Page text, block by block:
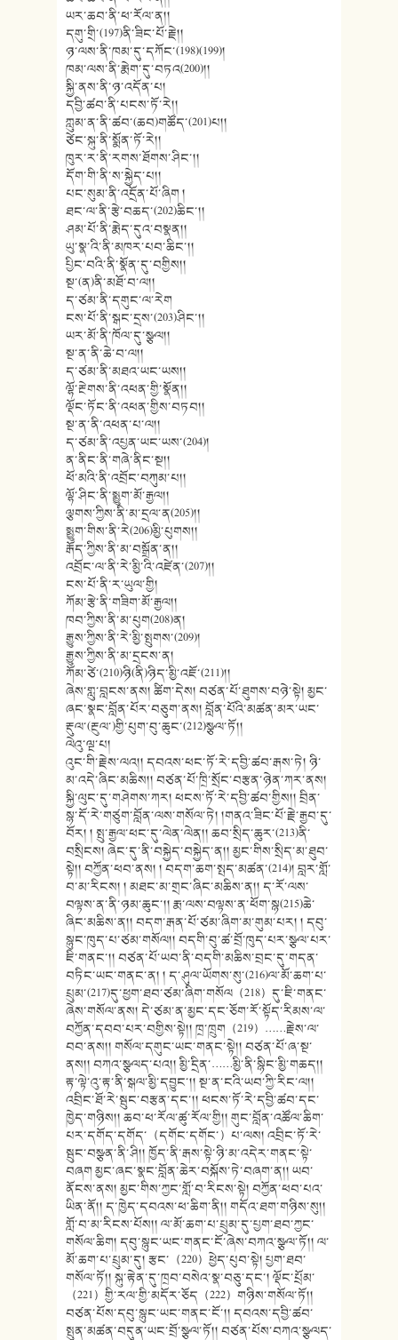
ཡར་ཆབ་ནི་ཕ་རོལ་ན།།
དགུ་གྲི་(197)ནི་ཟིང་པོ་རྗེ།།
ཉ་ལས་ནི་ཁམ་དུ་དཀོང་(198)(199)།
ཁམ་ལས་ནི་རྨེག་དུ་བཏའ(200)།།
སྐྱི་ནས་ནི་ཉ་འདོན་པ།
དབྱི་ཚབ་ནི་པངས་ཏོ་རེ།།
ཀླུམ་ན་ནི་ཚབ་(ཆབ)གཚོད་(201)པ།།
ཙེང་སྐུ་ནི་སྨོན་ཏོ་རེ།།
ཁུར་ར་ནི་རགས་ཐོགས་ཤིང་།།
དོག་གི་ནི་ས་སྐྱེད་པ།།
པང་སུམ་ནི་འདྲོན་པོ་ཞིག །
ཐང་ལ་ནི་རྩེ་བཆད་(202)ཆིང་།།
ཤམ་པོ་ནི་རྨེད་དུའ་བསྣན།།
ཡུ་སྣ་འི་ནི་མཁར་པབ་ཆིང་།།
པྱིང་བའི་ནི་སྣོན་དུ་བགྱིས།།
སྔ་(ན)ནི་མཐོ་བ་ལ།།
ད་ཙམ་ནི་དགུང་ལ་རེག
ངས་པོ་ནི་སྒང་དྲས་(203)ཤིང་།།
ཡར་མོ་ནི་ཁོལ་དུ་སྩལ།།
སྔ་ན་ནི་ཆེ་བ་ལ།།
ད་ཙམ་ནི་མཐའ་ཡང་ཡས།།
ལྷོ་རྔེགས་ནི་འཕན་གྱི་སྣོན།།
ལྡོང་ཏོང་ནི་འཕན་གྱིས་བཏབ།།
སྔ་ན་ནི་འཕན་པ་ལ།།
ད་ཙམ་ནི་འཔྱན་ཡང་ཡས་(204)།
ན་ནིང་ནི་གཞེ་ནིང་སྔ།།
ཕོ་མའི་ནི་འབྲོང་བཀུམ་པ།།
ལྷོ་ཤིང་ནི་སྨྱུག་མོ་རྒྱལ།།
ལྕགས་ཀྱིས་ནི་མ་དྲལ་ན(205)།།
སྨྱུག་གིས་ནི་རེ(206)མྱི་པུགས།།
རྒོད་ཀྱིས་ནི་མ་བསྒྲོན་ན།།
འབྲོང་ལ་ནི་རེ་མྱི་འི་འཛེན་(207)།།
ངས་པོ་ནི་ར་ཡུལ་གྱི།
ཀོམ་རྩེ་ནི་གཟིག་མོ་རྒྱལ།།
ཁབ་ཀྱིས་ནི་མ་པུག(208)ན།
རྒྱུས་ཀྱིས་ནི་རེ་མྱི་སྤུགས་(209)།
རྒྱུས་ཀྱིས་ནི་མ་དྲངས་ན།
ཀོམ་ཙེ་(210)ཉི(ནི)ཉིད་མྱི་འཇོ་(211)།།
ཞེས་གླུ་བླངས་ནས། ཚིག་དེས། བཙན་པོ་ཐུགས་བཉེ་སྟེ། མྱང་
ཞང་སྣང་བློན་པོར་བཅུག་ནས། བློན་པོའི་མཚན་མར་ཡང་
རྡུལ་(རྔུལ་)གྱི་པུག་བུ་ཆུང་(212)སྩལ་ཏོ།།
ལེའུ་ལྔ་པ།
འུང་གི་རྗེས་ལའ།། དབའས་ཕང་ཏོ་རེ་དབྱི་ཚབ་རྒས་ཏེ། ཉི་
མ་འདེ་ཞིང་མཆིས།། བཙན་པོ་ཁྲི་སྲོང་བརྩན་ཉེན་ཀར་ནས།
སྐྱི་ལུང་དུ་གཤེགས་ཀར། ཕངས་ཏོ་རེ་དབྱི་ཚབ་གྱིས།། བྲིན་
སྙ་དོ་རེ་གཙུག་བློན་ལས་གསོལ་ཏེ། །གནའ་ཟིང་པོ་རྗེ་རྒྱབ་དུ་
བོར། ། སྤུ་རྒྱལ་ཕང་དུ་ལེན་ལེན།། ཆབ་སྲིད་ཆུར་(213)ནི་
བསྲིངས། ཞེང་དུ་ནི་བསྐྱེད་བསྐྱེད་ན།། མྱང་གིས་སྲིད་མ་ཐུབ་
སྟེ།། བཀྱོན་ཕབ་ནས། ། བདག་ཆག་སྤད་མཚན་(214)། བླར་གློ་
བ་མ་རིངས། ། མཐང་མ་གྲང་ཞིང་མཆིས་ན།། ད་རོ་ལས་
བལྟས་ན་ནི་ཉམ་ཆུང་།། རྨ་ལས་བལྟས་ན་ཕོག་སྙ(215)ཆེ་
ཞིང་མཆིས་ན།། བདག་རྒན་པོ་ཙམ་ཞིག་མ་གུམ་པར། ། དབུ་
སྙུང་ཁུད་པ་ཙམ་གསོལ།། བདགི་བུ་ཚ་བྲོ་ཁུད་པར་སྩལ་པར་
ཇི་གནང་།། བཙན་པོ་ཡབ་ནི་བདགི་མཆིས་བྲང་དུ་གདན་
བཏིང་ཡང་གནང་ན། ། ད་ཤུལ་ཡོགས་སུ་(216)ལ་མོ་ཆག་པ་
པྲུམ་(217)དུ་ཕྱག་ཐབ་ཙམ་ཞིག་གསོལ（218）དུ་ཇི་གནང་
ཞེས་གསོལ་ནས། དེ་ཙམ་ན་མྱང་དང་ཅོག་རོ་སྟོད་རིམས་ལ་
བཀྱོན་དབབ་པར་བགྱིས་སྟེ།། ཁྲ་ཁྲུག（219）……རྗེས་ལ་
བབ་ནས།། གསོལ་དགུང་ཡང་གནང་སྟེ།། བཙན་པོ་ཞ་སྔ་
ནས།། བཀའ་སྩལད་པའ།། མྱི་དྲིན་……མྱི་ནི་སྙིང་མྱི་གཆད།།
རྟ་ལྟེ་འུ་རྟ་ནི་སྒལ་མྱི་དབྱུང་།། སྔ་ན་ངའི་ཡབ་ཀྱི་རིང་ལ།།
འབྲིང་ཐོ་རེ་སྦུང་བརྩན་དང་།། ཕངས་ཏོ་རེ་དབྱི་ཚབ་དང་
ཁྱེད་གཉིས།། ཆབ་ཕ་རོལ་ཚུ་རོལ་གྱི།། གུང་བློན་འཚོལ་ཆིག་
པར་དགོད་དགོད་（དགོང་དགོང་）པ་ལས། འབྲིང་ཏོ་རེ་
སྦུང་བསྩན་ནི་ཤི།། ཁྱོད་ནི་རྒས་སྟེ་ཉི་མ་འདེར་གནང་སྟེ་
བཞག མྱང་ཞང་སྣང་བློན་ཆེར་བསྐོས་ཏེ་བཞག་ན།། ཡབ་
ནོངས་ནས། མྱང་གིས་ཀྱང་གློ་བ་རིངས་སྟེ། བཀྱོན་ཕབ་པའ་
ཡིན་ནོ།། ད་ཁྱེད་དབའས་ཕ་ཆིག་ནི།། གདོའ་ཐག་གཉིས་སུ།།
གློ་བ་མ་རིངས་པོས།། ལ་མོ་ཆག་པ་པྲུམ་དུ་པྱག་ཐབ་ཀྱང་
གསོལ་ཆིག། དབུ་སྙུང་ཡང་གནང་ངོ་ཞེས་བཀའ་སྩལ་ཏོ།། ལ་
མོ་ཆག་པ་པྲུམ་དུ། རྩང་（220）ཕྱེད་པུབ་སྟེ། པྱག་ཐབ་
གསོལ་ཏོ།། སྐུ་རྟེན་དུ་ཁྲབ་བསེའ་སྣ་བཅུ་དང་། ལྡོང་པྲོམ་
（221）གྱི་རལ་གྱི་མདོར་ཅོད（222）གཉིས་གསོལ་ཏོ།།
བཙན་པོས་དབུ་སྙུང་ཡང་གནང་ངོ་།། དབའས་དབྱི་ཚབ་
སྤུན་མཚན་བདུན་ཡང་བྲོ་སྩལ་ཏོ།། བཙན་པོས་བཀའ་སྩལད་